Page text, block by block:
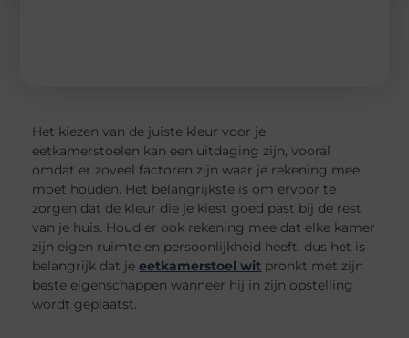
Het kiezen van de juiste kleur voor je
eetkamerstoelen kan een uitdaging zijn, vooral
omdat er zoveel factoren zijn waar je rekening mee
moet houden. Het belangrijkste is om ervoor te
zorgen dat de kleur die je kiest goed past bij de rest
van je huis. Houd er ook rekening mee dat elke kamer
zijn eigen ruimte en persoonlijkheid heeft, dus het is
belangrijk dat jeeetkamerstoel wit pronkt met zijn
beste eigenschappen wanneer hij in zijn opstelling
wordt geplaatst.